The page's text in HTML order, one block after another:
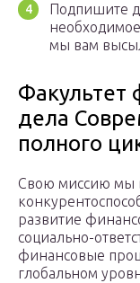
Подпишите
мы вам
Факультет
дела
полного
Свою миссию мы
развитие
социально-
финансовые
глобальном